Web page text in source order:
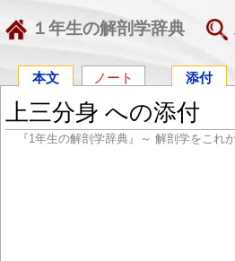
１年生の解剖学辞典
本文 ノート 添付
上三分身 への添付
『1年生の解剖学辞典』～ 解剖学をこれ